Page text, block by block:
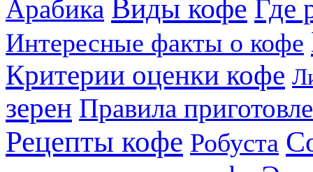
Арабика Виды кофе Где
Интересные факты о кофе
Критерии оценки кофе
зерен Правила
Рецепты кофе Робуста